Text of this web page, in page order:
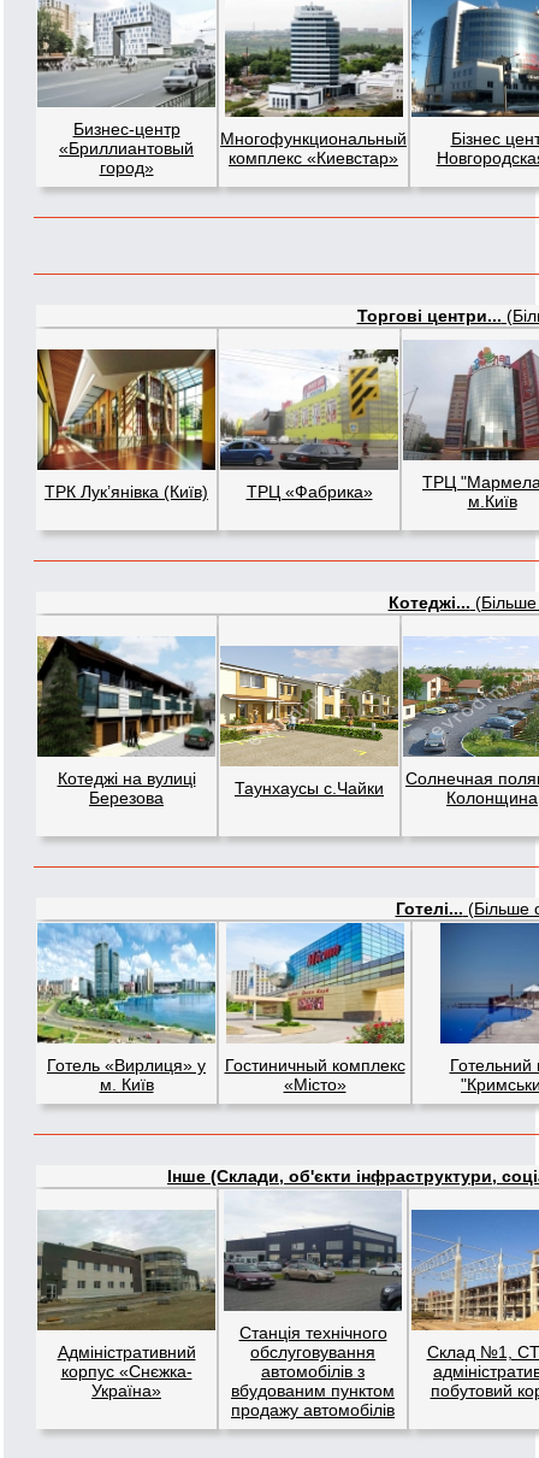
Бизнес-центр
«Бриллиантовый
город»
Многофункциональный
комплекс «Киевстар»
Бізнес
Торгові центри...
ТРК Лук’янівка (Київ) ТРЦ «Фабрика»
ТРЦ
м.Київ
Котеджі... (Більше
Котеджі на вулиці
Березова
Таунхаусы с.Чайки
Солнечная
Колонщина
Готелі... (Більше
Готель «Вирлиця» у
м. Київ
Гостиничный комплекс
«Мiсто»
Готельний
Інше (Склади, об'єкти інфраструктури,
Адміністративний
корпус «Снєжка-
Україна»
Станція технічного
обслуговування
автомобілів з
вбудованим пунктом
продажу автомобілів
Склад №1,
побутовий